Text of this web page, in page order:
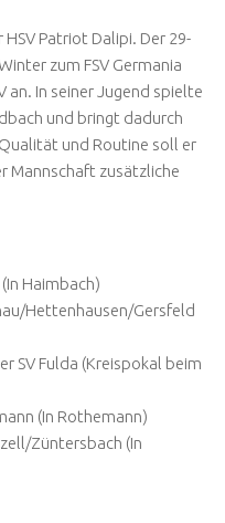
Patriot Dalipi. Der 29-
zum FSV Germania
an. In seiner Jugend spielte
und bringt dadurch
und Routine soll er
Mannschaft zusätzliche
Haimbach)
Hettenhausen/Gersfeld
SV Fulda (Kreispokal beim
(In Rothemann)
Züntersbach (In